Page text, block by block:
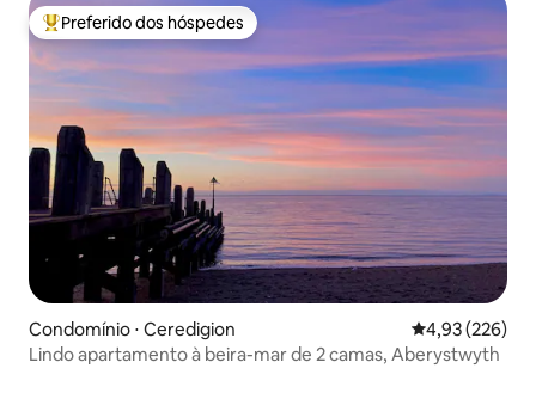
Entre os melhores preferidos dos hóspedes
Preferido dos hóspedes
Condomínio ⋅ Ceredigion 4,93 de uma
4,93 (226)
Lindo apartamento à beira-mar de 2 camas, Aberystwyth